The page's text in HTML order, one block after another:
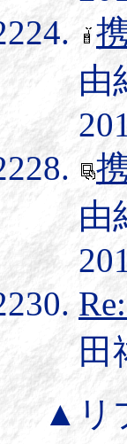
由
由
田
▲リ